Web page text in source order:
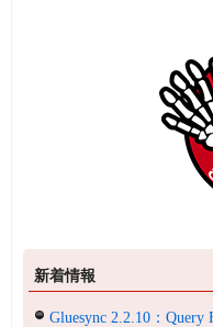
新着情報
Gluesync 2.2.10：